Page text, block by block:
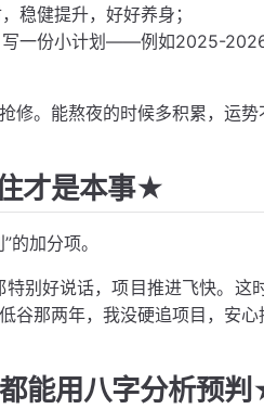
稳健提升，好好养身；
写一份小计划——例如2025-
。能熬夜的时候多积累，运势
才是本事★
加分项。
别好说话，项目推进飞快。这
谷那两年，我没硬追项目，安心
能用八字分析预